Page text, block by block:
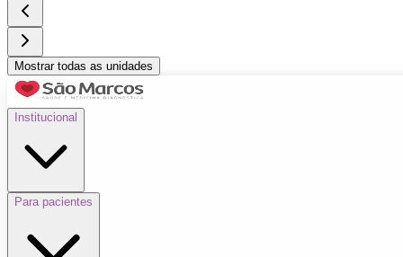
Mostrar todas as unidades
Institucional
Para pacientes